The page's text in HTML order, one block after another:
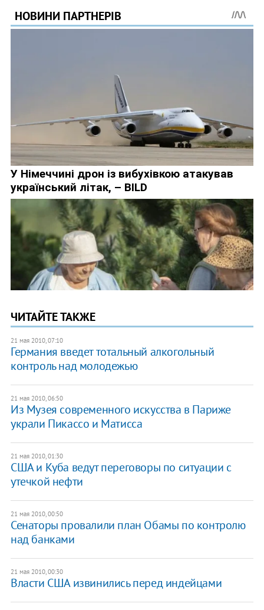
ЧИТАЙТЕ ТАКЖЕ
21 мая 2010, 07:10
Германия введет тотальный алкогольный
контроль над молодежью
21 мая 2010, 06:50
Из Музея современного искусства в Париже
украли Пикассо и Матисса
21 мая 2010, 01:30
США и Куба ведут переговоры по ситуации с
утечкой нефти
21 мая 2010, 00:50
Сенаторы провалили план Обамы по контролю
над банками
21 мая 2010, 00:30
Власти США извинились перед индейцами